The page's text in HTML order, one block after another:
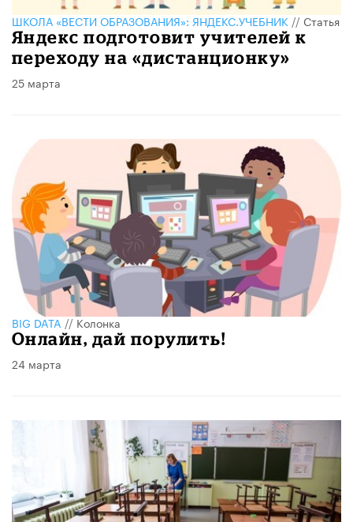
ШКОЛА «ВЕСТИ ОБРАЗОВАНИЯ»: ЯНДЕКС.УЧЕБНИК//Статья
Яндекс подготовит учителей к
переходу на «дистанционку»
25 марта
BIG DATA//Колонка
Онлайн, дай порулить!
24 марта